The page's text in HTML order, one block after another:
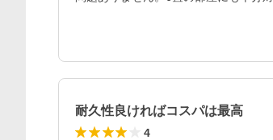
耐久性良ければコスパは最高
4